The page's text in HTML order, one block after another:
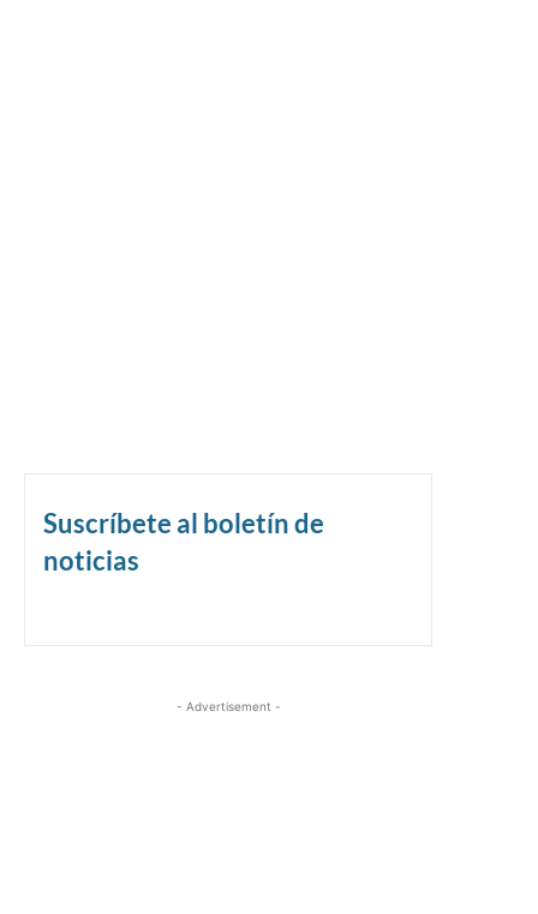
Suscríbete al boletín de
noticias
- Advertisement -